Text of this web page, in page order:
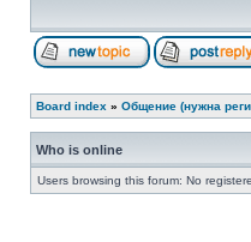
Board index » Общение (нужна
Who is online
Users browsing this forum: No